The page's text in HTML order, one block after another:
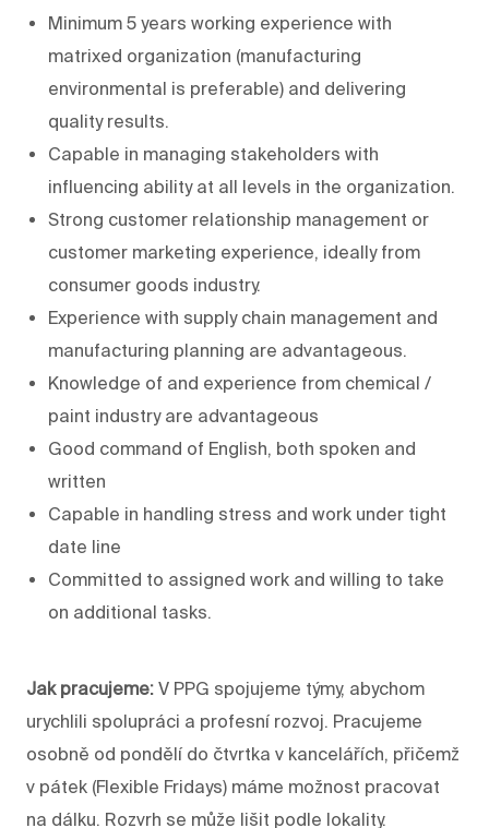
Minimum 5 years working experience with
matrixed organization (manufacturing
environmental is preferable) and delivering
quality results.
Capable in managing stakeholders with
influencing ability at all levels in the organization.
Strong customer relationship management or
customer marketing experience, ideally from
consumer goods industry.
Experience with supply chain management and
manufacturing planning are advantageous.
Knowledge of and experience from chemical /
paint industry are advantageous
Good command of English, both spoken and
written
Capable in handling stress and work under tight
date line
Committed to assigned work and willing to take
on additional tasks.
Jak pracujeme: V PPG spojujeme týmy, abychom
urychlili spolupráci a profesní rozvoj. Pracujeme
osobně od pondělí do čtvrtka v kancelářích, přičemž
v pátek (Flexible Fridays) máme možnost pracovat
na dálku. Rozvrh se může lišit podle lokality.